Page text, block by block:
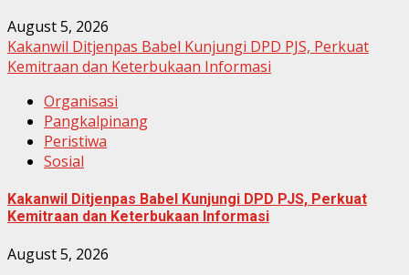
August 5, 2026
Kakanwil Ditjenpas Babel Kunjungi DPD PJS, Perkuat
Kemitraan dan Keterbukaan Informasi
Organisasi
Pangkalpinang
Peristiwa
Sosial
Kakanwil Ditjenpas Babel Kunjungi DPD PJS, Perkuat
Kemitraan dan Keterbukaan Informasi
August 5, 2026